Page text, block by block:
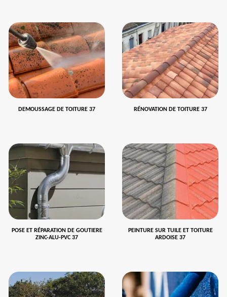
DEMOUSSAGE DE TOITURE 37 RÉNOVATION DE TOITURE 37
POSE ET RÉPARATION DE GOUTIERE
ZINC-ALU-PVC 37
PEINTURE SUR TUILE ET TOITURE
ARDOISE 37